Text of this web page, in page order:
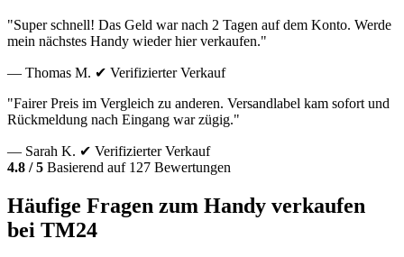
"Super schnell! Das Geld war nach 2 Tagen auf dem Konto. Werde
mein nächstes Handy wieder hier verkaufen."
— Thomas M. ✔ Verifizierter Verkauf
"Fairer Preis im Vergleich zu anderen. Versandlabel kam sofort und
Rückmeldung nach Eingang war zügig."
— Sarah K. ✔ Verifizierter Verkauf
4.8 / 5 Basierend auf 127 Bewertungen
Häufige Fragen zum Handy verkaufen
bei TM24